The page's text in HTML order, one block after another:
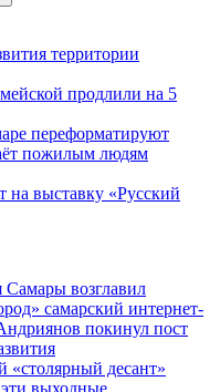
территории
продлили на 5
переформатируют
пожилым людям
на выставку «Русский
Самары возглавил
самарский интернет-
покинул пост
«столярный десант»
выходные